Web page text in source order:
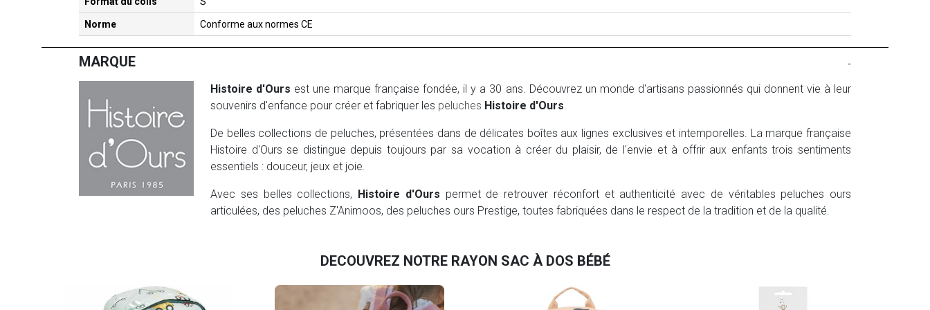
Norme Conforme aux normes CE
MARQUE -
Histoire d'Ours est une marque française fondée, il y a 30 ans. Découvrez un monde d'artisans passionnés qui donnent vie à leur
souvenirs d'enfance pour créer et fabriquer les peluches Histoire d'Ours
De belles collections de peluches, présentées dans de délicates boîtes aux lignes exclusives et intemporelles. La marque française
Histoire d'Ours se distingue depuis toujours par sa vocation à créer du plaisir, de l'envie et à offrir aux enfants trois sentiments
essentiels : douceur, jeux et joie.
Avec ses belles collections, Histoire d'Ours permet de retrouver réconfort et authenticité avec de véritables peluches ours
articulées, des peluches Z'Animoos, des peluches ours Prestige, toutes fabriquées dans le respect de la tradition et de la qualité.
DECOUVREZ NOTRE RAYON SAC À DOS BÉBÉ